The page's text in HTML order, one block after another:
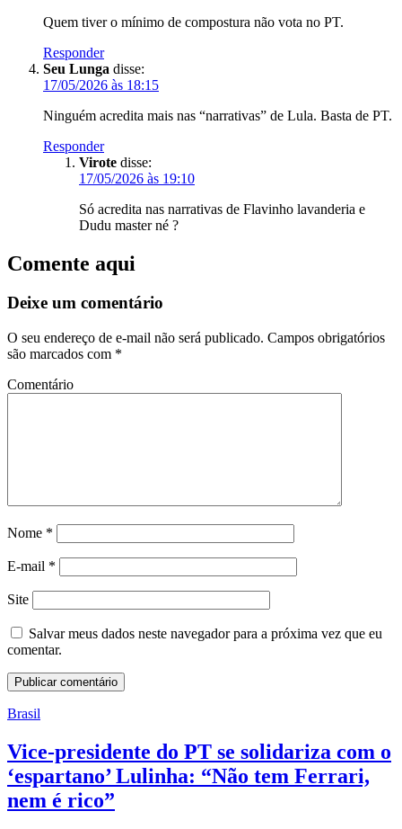
Quem tiver o mínimo de compostura não vota no PT.
Responder
Seu Lunga disse:
17/05/2026 às 18:15
Ninguém acredita mais nas “narrativas” de Lula. Basta de PT.
Responder
Virote disse:
17/05/2026 às 19:10
Só acredita nas narrativas de Flavinho lavanderia e
Dudu master né ?
Comente aqui
Deixe um comentário
O seu endereço de e-mail não será publicado. Campos obrigatórios
são marcados com *
Comentário
Nome *
E-mail *
Site
Salvar meus dados neste navegador para a próxima vez que eu
comentar.
Brasil
Vice-presidente do PT se solidariza com o
‘espartano’ Lulinha: “Não tem Ferrari,
nem é rico”